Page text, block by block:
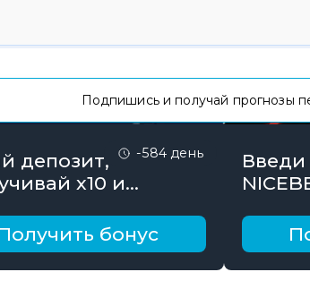
Подпишись и получай прогнозы
-584 день
депозит,
х10 и
бонус